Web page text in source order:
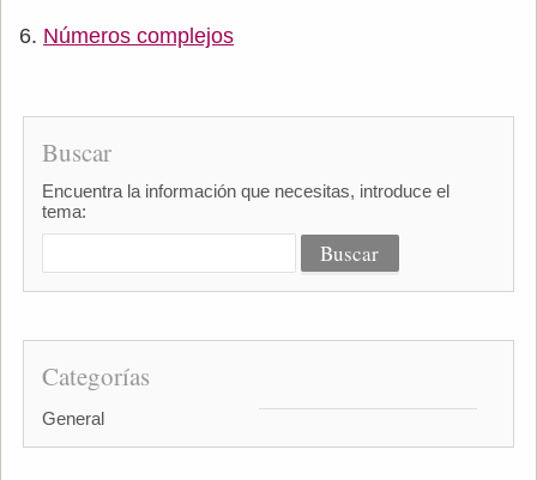
Números complejos
Buscar
Encuentra la información que necesitas, introduce el
tema:
Categorías
General